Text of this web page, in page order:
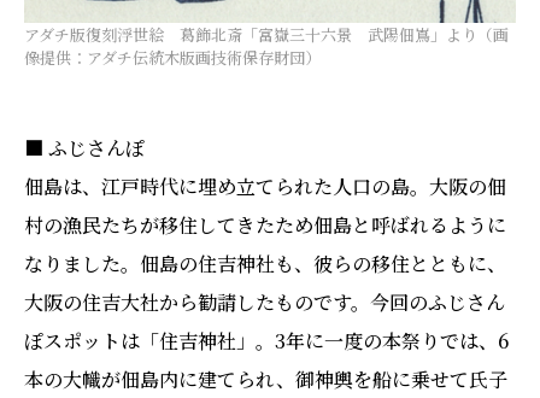
アダチ版復刻浮世絵 葛飾北斎「富嶽三十六景 武陽佃嶌」より（画
像提供：アダチ伝統木版画技術保存財団）
■ ふじさんぽ
佃島は、江戸時代に埋め立てられた人口の島。大阪の佃
村の漁民たちが移住してきたため佃島と呼ばれるように
なりました。佃島の住吉神社も、彼らの移住とともに、
大阪の住吉大社から勧請したものです。今回のふじさん
ぽスポットは「住吉神社」。3年に一度の本祭りでは、6
本の大幟が佃島内に建てられ、御神輿を船に乗せて氏子